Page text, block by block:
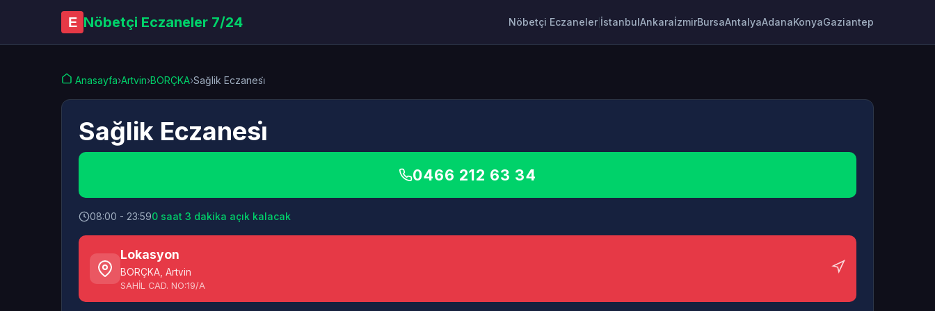
E Nöbetçi Eczaneler 7/24 Nöbetçi Eczaneler İstanbulAnkaraİzmirBursaAntalyaAdanaKonyaGaziantep
Anasayfa›Artvin›BORÇKA›Sağlik Eczanesi̇
Sağlik Eczanesi̇
0466 212 63 34
08:00 - 23:590 saat 3 dakika açık kalacak
Lokasyon
BORÇKA Artvin
SAHİL CAD. NO:19/A